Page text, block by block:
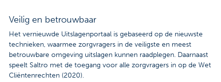
Veilig en betrouwbaar
Het vernieuwde Uitslagenportaal is gebaseerd op de nieuwste
technieken, waarmee zorgvragers in de veiligste en meest
betrouwbare omgeving uitslagen kunnen raadplegen. Daarnaast
speelt Saltro met de toegang voor alle zorgvragers in op de Wet
Cliëntenrechten (2020).